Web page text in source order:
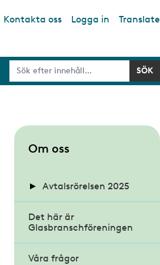
Kontakta oss Logga in Translate
m
Om oss
Avtalsrörelsen 2025
Kollektivavtalen och
förhandlingarna
Hur går en
Nyheter avtalsrörelsen
Det här är
Glasbranschföreningen
Våra frågor